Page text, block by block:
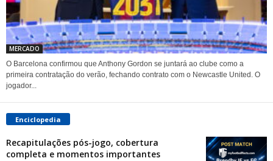
MERCADO
O Barcelona confirmou que Anthony Gordon se juntará ao clube como a
primeira contratação do verão, fechando contrato com o Newcastle United. O
jogador...
Enciclopedia
Recapitulações pós-jogo, cobertura
completa e momentos importantes